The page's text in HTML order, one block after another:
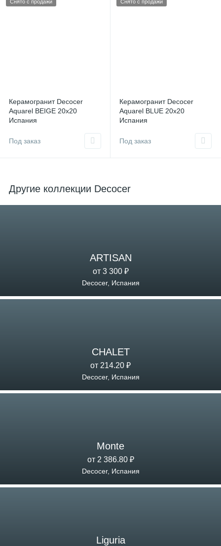
Снято с продажи
Керамогранит Decocer
Aquarel BEIGE 20x20
Испания
Под заказ
Снято с продажи
Керамогранит Decocer
Aquarel BLUE 20x20
Испания
Под заказ
Другие коллекции Decocer
ARTISAN
от 3 300 ₽
Decocer, Испания
CHALET
от 214.20 ₽
Decocer, Испания
Monte
от 2 386.80 ₽
Decocer, Испания
Liguria